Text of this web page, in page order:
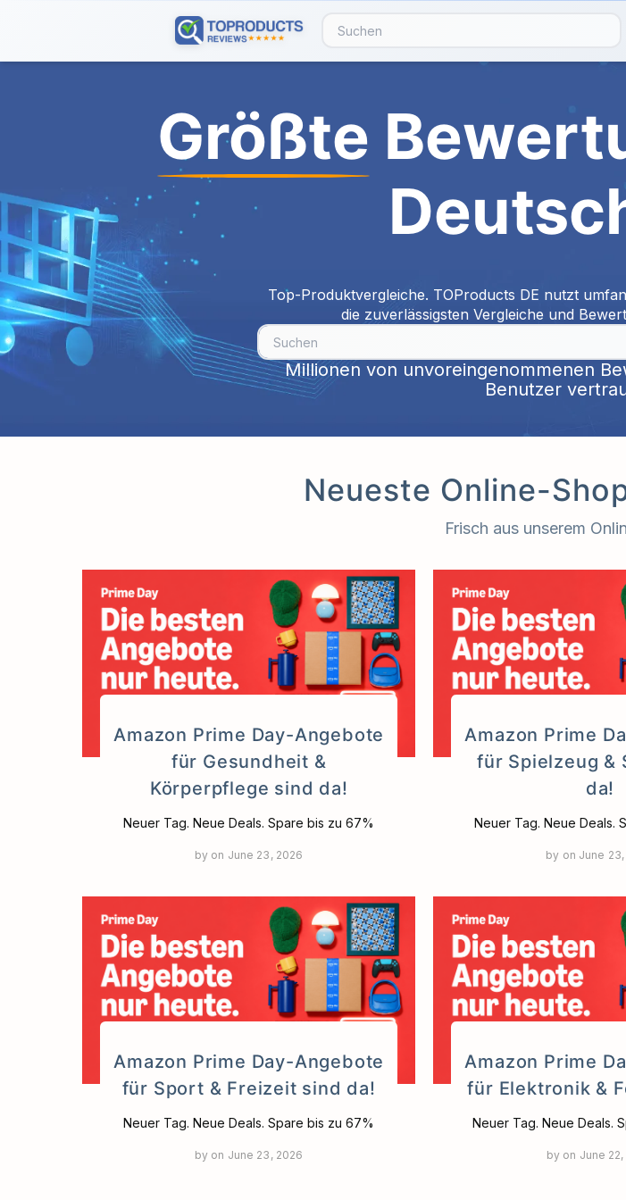
Größte
Top-Produktvergleiche. TOProducts DE nutzt
die zuverlässigsten Vergleiche und
Millionen von unvoreingenommenen
Benutzer
Neueste Online-
Frisch aus unserem
Amazon Prime Day-Angebote
für Gesundheit &
Körperpflege sind da!
Neuer Tag. Neue Deals. Spare bis zu 67%
by on June 23, 2026
Amazon Prime
für Spielzeug &
da!
Neuer Tag. Neue Deals.
by on June
Amazon Prime Day-Angebote
für Sport & Freizeit sind da!
Neuer Tag. Neue Deals. Spare bis zu 67%
by on June 23, 2026
Amazon Prime
für Elektronik &
Neuer Tag. Neue Deals.
by on June